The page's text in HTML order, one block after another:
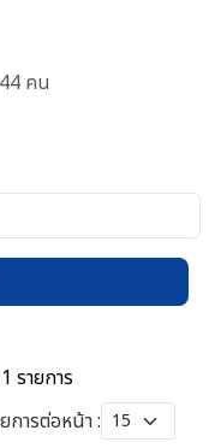
คน
รายการ
การต่อหน้า :